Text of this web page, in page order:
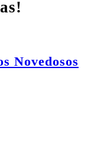
Novedosos